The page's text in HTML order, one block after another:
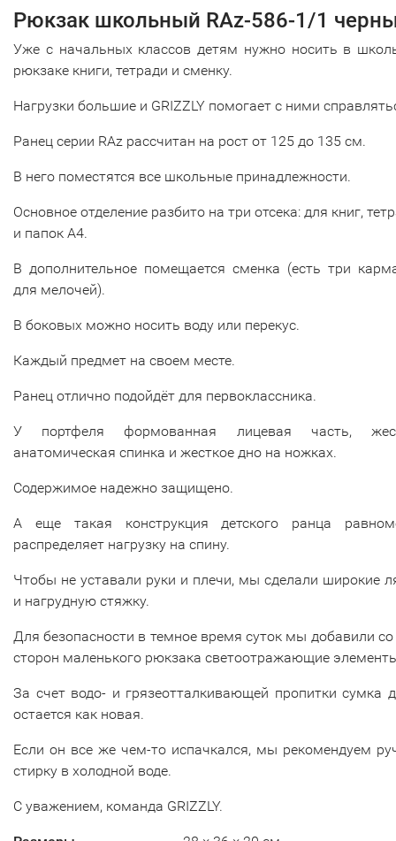
Рюкзак школьный RAz-586-1/1
Уже с начальных классов детям нужно носить в
рюкзаке книги, тетради и сменку.
Нагрузки большие и GRIZZLY помогает с ними
Ранец серии RAz рассчитан на рост от 125 до 135 см.
В него поместятся все школьные принадлежности.
Основное отделение разбито на три отсека: для книг,
и папок А4.
В дополнительное помещается сменка (есть три
для мелочей).
В боковых можно носить воду или перекус.
Каждый предмет на своем месте.
Ранец отлично подойдёт для первоклассника.
У портфеля формованная лицевая часть,
анатомическая спинка и жесткое дно на ножках.
Содержимое надежно защищено.
А еще такая конструкция детского ранца
распределяет нагрузку на спину.
Чтобы не уставали руки и плечи, мы сделали широкие
и нагрудную стяжку.
Для безопасности в темное время суток мы добавили со
сторон маленького рюкзака светоотражающие
За счет водо- и грязеотталкивающей пропитки сумка
остается как новая.
Если он все же чем-то испачкался, мы рекомендуем
стирку в холодной воде.
С уважением, команда GRIZZLY.